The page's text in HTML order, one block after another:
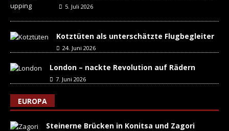
5. Juli 2026
Kotztüten als unterschätzte Flugbegleiter
24. Juni 2026
London – nackte Revolution auf Rädern
7. Juni 2026
EUROPA
Steinerne Brücken in Konitsa und Zagori